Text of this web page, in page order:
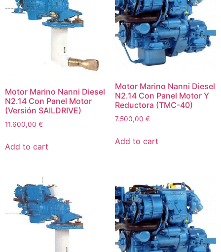
Motor Marino Nanni Diesel
N2.14 Con Panel Motor
(Versión SAILDRIVE)
11.600,00 €
Add to cart
Motor Marino Nanni Diesel
N2.14 Con Panel Motor Y
Reductora (TMC-40)
7.500,00 €
Add to cart